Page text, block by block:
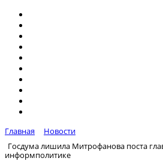
Главная
Новости
Госдума лишила Митрофанова поста
информполитике